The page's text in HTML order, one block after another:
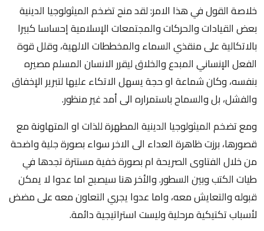
خلاصة القول في هذا الامر: لقد منح تضخم الميثولوجيا الدينية
بعض القيادات والحركات والمجتمعات الإسلامية إحساسا كبيرا
بالاتكالية على منقذي السماء والمخططات الالهية، وقلل قوة
الفعل الإنساني المبدع والخلاق ليقرر الانسان المسلم مصيره
بنفسه، وكان شماعة او حجة يسهل الاتكاء عليها لتبرير الإخفاق
والفشل، بل والسماح باستمراره الى أمد غير منظور.
ومع تضخم الميثولوجيا الدينية المطهرة للذات او المتهاونة مع
قصورها، برزت ظاهرة العداء الى الاخر سواء بصورة جلية واضحة
من خلال الفتاوى الصريحة ام بصورة خفية مستترة تجدها في
طيات الكتب وبين السطور. والأخر هنا سيصبح اما عدوا لا يمكن
قبوله والتعايش معه، واما عدوا يجري التعاون معه على مضض
لأسباب تكتيكية مرحلية وليست استراتيجية دائمة.